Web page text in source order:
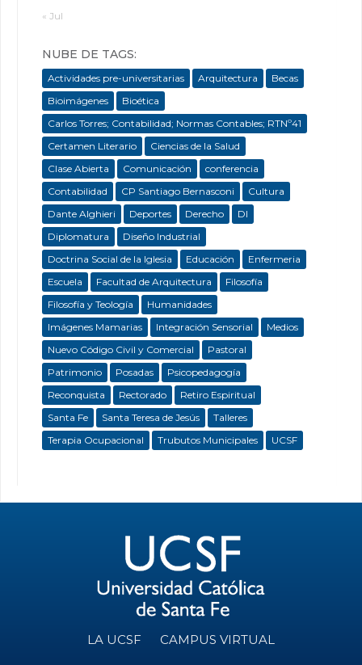
« Jul
NUBE DE TAGS:
Actividades pre-universitarias Arquitectura
Becas
Bioimágenes
Bioética
Carlos Torres; Contabilidad; Normas Contables; RTNº41
Certamen Literario
Ciencias de la Salud
Clase Abierta
Comunicación
conferencia
Contabilidad
CP Santiago Bernasconi
Cultura
Dante Alghieri
Deportes Derecho
DI
Diplomatura
Diseño Industrial
Doctrina Social de la Iglesia
Educación
Enfermeria
Escuela
Facultad de Arquitectura
Filosofía
Filosofía y Teología
Humanidades
Imágenes Mamarias
Integración Sensorial
Medios
Nuevo Código Civil y Comercial
Pastoral
Patrimonio
Posadas
Psicopedagogía
Reconquista
Rectorado
Retiro Espiritual
Santa Fe
Santa Teresa de Jesús
Talleres
Terapia Ocupacional
Trubutos Municipales UCSF
LA UCSF CAMPUS VIRTUAL